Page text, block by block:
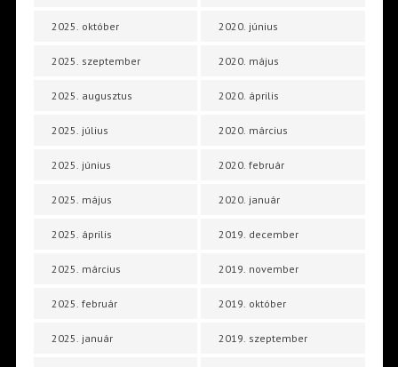
2025. október
2025. szeptember
2025. augusztus
2025. július
2025. június
2025. május
2025. április
2025. március
2025. február
2025. január
2020. június
2020. május
2020. április
2020. március
2020. február
2020. január
2019. december
2019. november
2019. október
2019. szeptember